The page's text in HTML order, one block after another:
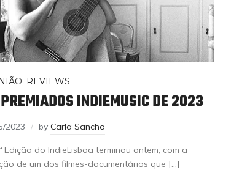
REVIEWS
INDIEMUSIC DE 2023
2023 by Carla Sancho
Edição do IndieLisboa terminou ontem, com a
de um dos filmes-documentários que […]